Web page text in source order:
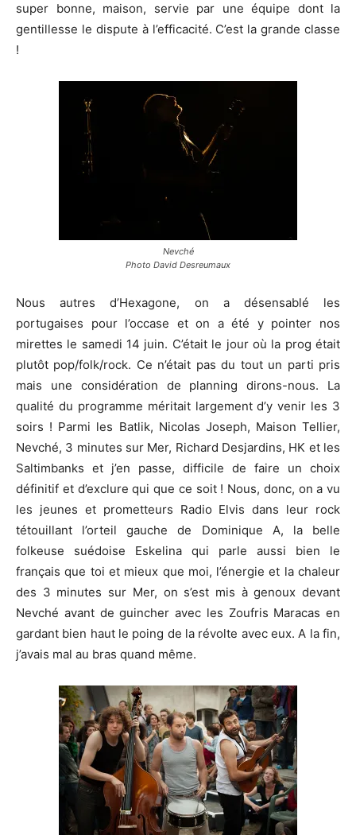
super bonne, maison, servie par une équipe dont la
gentillesse le dispute à l’efficacité. C’est la grande classe
!
Nevché
Photo David Desreumaux
Nous autres d’Hexagone, on a désensablé les
portugaises pour l’occase et on a été y pointer nos
mirettes le samedi 14 juin. C’était le jour où la prog était
plutôt pop/folk/rock. Ce n’était pas du tout un parti pris
mais une considération de planning dirons-nous. La
qualité du programme méritait largement d’y venir les 3
soirs ! Parmi les Batlik, Nicolas Joseph, Maison Tellier,
Nevché, 3 minutes sur Mer, Richard Desjardins, HK et les
Saltimbanks et j’en passe, difficile de faire un choix
définitif et d’exclure qui que ce soit ! Nous, donc, on a vu
les jeunes et prometteurs Radio Elvis dans leur rock
tétouillant l’orteil gauche de Dominique A, la belle
folkeuse suédoise Eskelina qui parle aussi bien le
français que toi et mieux que moi, l’énergie et la chaleur
des 3 minutes sur Mer, on s’est mis à genoux devant
Nevché avant de guincher avec les Zoufris Maracas en
gardant bien haut le poing de la révolte avec eux. A la fin,
j’avais mal au bras quand même.